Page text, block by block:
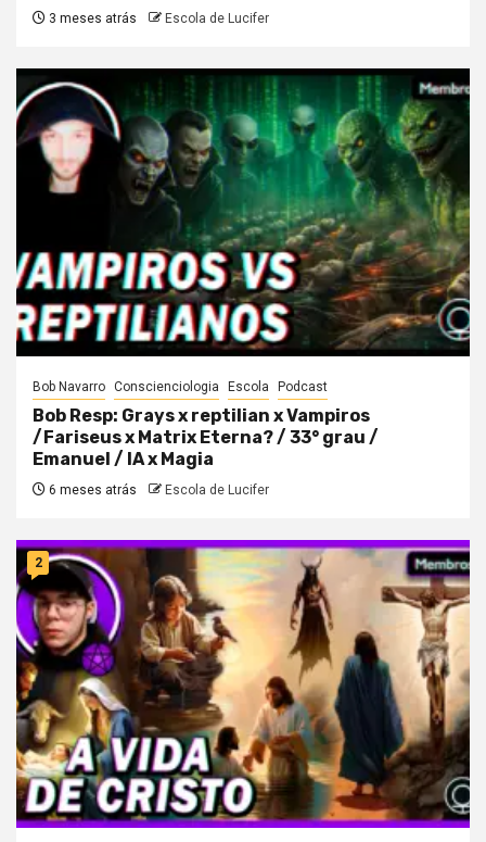
3 meses atrás Escola de Lucifer
Bob Navarro Conscienciologia Escola Podcast
Bob Resp: Grays x reptilian x Vampiros
/Fariseus x Matrix Eterna? / 33° grau /
Emanuel / IA x Magia
6 meses atrás Escola de Lucifer
2